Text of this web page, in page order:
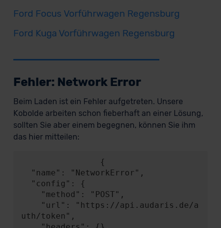
Ford Focus Vorführwagen Regensburg
Ford Kuga Vorführwagen Regensburg
Fehler: Network Error
Beim Laden ist ein Fehler aufgetreten. Unsere
Kobolde arbeiten schon fieberhaft an einer Lösung,
sollten Sie aber einem begegnen, können Sie ihm
das hier mitteilen:
uth/token",